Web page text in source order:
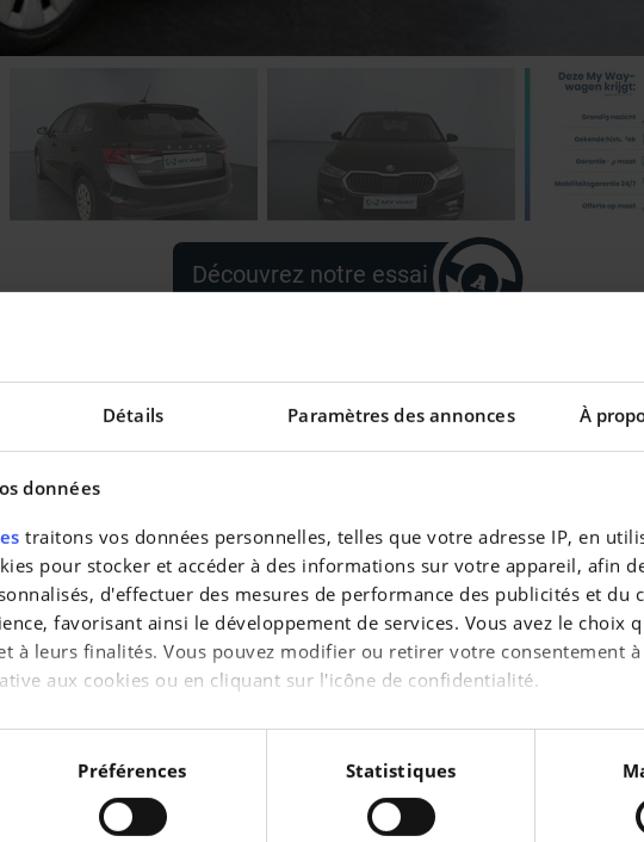
Détails Paramètres des annonces À
données
traitons vos données personnelles, telles que votre adresse IP, en
pour stocker et accéder à des informations sur votre appareil, afin
d'effectuer des mesures de performance des publicités et du
favorisant ainsi le développement de services. Vous avez le choix
à leurs finalités. Vous pouvez modifier ou retirer votre consentement
aux cookies ou en cliquant sur l'icône de confidentialité.
également :
sur votre localisation géographique qui peuvent être précises à
en l'analysant activement pour en relever les caractéristiques
Préférences Statistiques
Découvrez notre essai
taux !
CARBURANT
TRANSMISSION
Noir
INTÉRIEUR
Tissu